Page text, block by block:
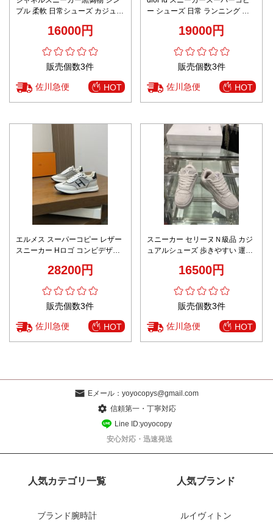
プル 柔軟 日常シューズ カジュア
16000円
販売個数3件
佐川急便 HOT
ー シューズ 日常 ランニング 運
19000円
販売個数3件
佐川急便 HOT
エルメス スーパーコピー レザー
スニーカー Hロゴ コンビデザイ
28200円
販売個数3件
佐川急便 HOT
スニーカー セリーヌＮ級品 カジ
ュアルシューズ 歩きやすい 運動
16500円
販売個数3件
佐川急便 HOT
Eメール： yoyocopys@gmail.com
信頼第一・丁寧対応
Line ID:yoyocopy
安心対応・迅速発送
人気カテゴリ一覧
ブランド腕時計
人気ブランド
ルイヴィトン